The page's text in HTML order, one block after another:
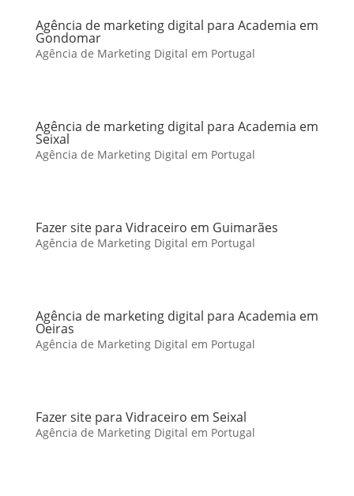
Agência de marketing digital para Academia em
Gondomar
Agência de Marketing Digital em Portugal
Agência de marketing digital para Academia em
Seixal
Agência de Marketing Digital em Portugal
Fazer site para Vidraceiro em Guimarães
Agência de Marketing Digital em Portugal
Agência de marketing digital para Academia em
Oeiras
Agência de Marketing Digital em Portugal
Fazer site para Vidraceiro em Seixal
Agência de Marketing Digital em Portugal